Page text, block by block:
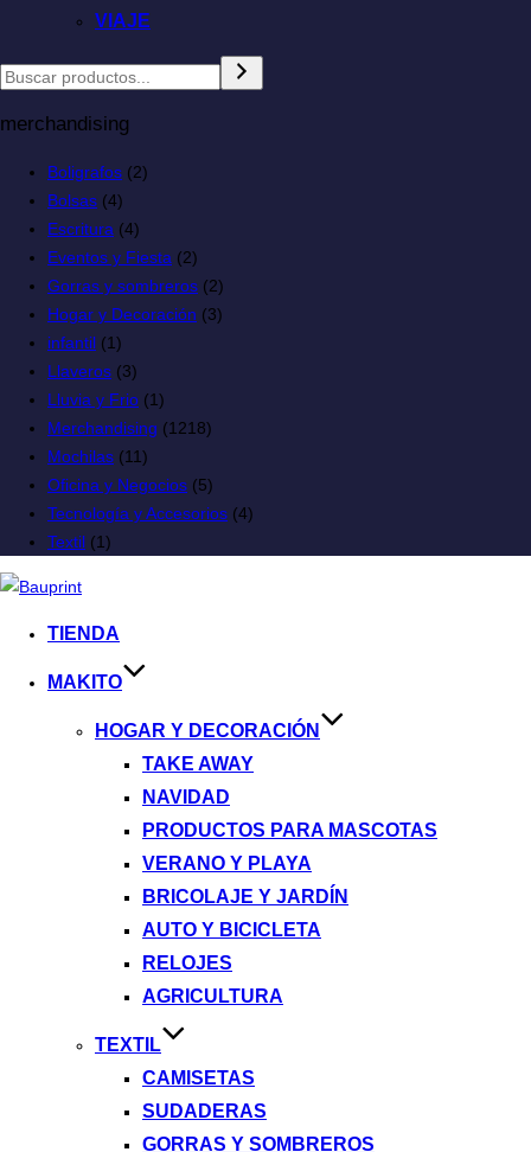
VIAJE
merchandising
Boligrafos (2)
Bolsas (4)
Escritura (4)
Eventos y Fiesta (2)
Gorras y sombreros (2)
Hogar y Decoración (3)
infantil (1)
Llaveros (3)
Lluvia y Frio (1)
Merchandising (1218)
Mochilas (11)
Oficina y Negocios (5)
Tecnología y Accesorios (4)
Textil (1)
TIENDA
MAKITO
HOGAR Y DECORACIÓN
TAKE AWAY
NAVIDAD
PRODUCTOS PARA MASCOTAS
VERANO Y PLAYA
BRICOLAJE Y JARDÍN
AUTO Y BICICLETA
RELOJES
AGRICULTURA
TEXTIL
CAMISETAS
SUDADERAS
GORRAS Y SOMBREROS